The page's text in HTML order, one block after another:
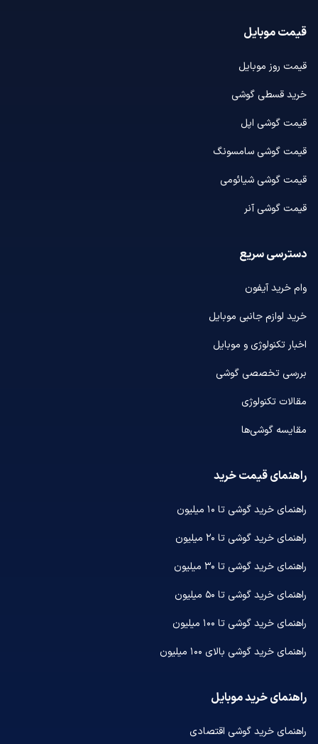
قیمت موبایل
قیمت روز موبایل
خرید قسطی گوشی
قیمت گوشی اپل
قیمت گوشی سامسونگ
قیمت گوشی شیائومی
قیمت گوشی آنر
دسترسی سریع
وام خرید آیفون
خرید لوازم جانبی موبایل
اخبار تکنولوژی و موبایل
بررسی تخصصی گوشی
مقالات تکنولوژی
مقایسه گوشی‌ها
راهنمای قیمت خرید
راهنمای خرید گوشی تا ۱۰ میلیون
راهنمای خرید گوشی تا ۲۰ میلیون
راهنمای خرید گوشی تا ۳۰ میلیون
راهنمای خرید گوشی تا ۵۰ میلیون
راهنمای خرید گوشی تا ۱۰۰ میلیون
راهنمای خرید گوشی بالای ۱۰۰ میلیون
راهنمای خرید موبایل
راهنمای خرید گوشی اقتصادی